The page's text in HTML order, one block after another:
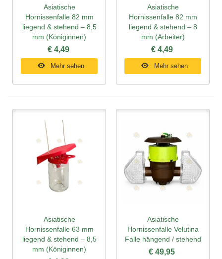
Asiatische
Hornissenfalle 82 mm
liegend & stehend – 8,5
mm (Königinnen)
€ 4,49
Mehr sehen
Asiatische
Hornissenfalle 82 mm
liegend & stehend – 8
mm (Arbeiter)
€ 4,49
Mehr sehen
Asiatische
Hornissenfalle 63 mm
liegend & stehend – 8,5
mm (Königinnen)
Asiatische
Hornissenfalle Velutina
Falle hängend / stehend
€ 49,95